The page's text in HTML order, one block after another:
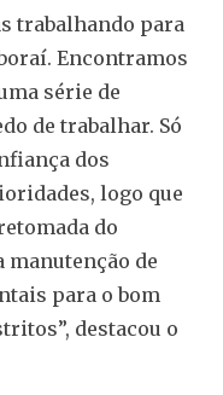
trabalhando para
Encontramos
série de
de trabalhar. Só
dos
logo que
do
manutenção de
para o bom
destacou o